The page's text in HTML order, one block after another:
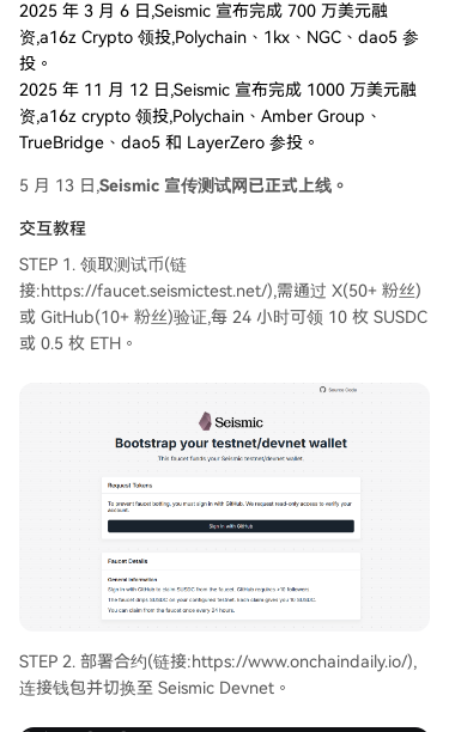
2025 年 3 月 6 日,Seismic 宣布完成 700 万美元融
资,a16z Crypto 领投,Polychain、1kx、NGC、dao5 参
投。
2025 年 11 月 12 日,Seismic 宣布完成 1000 万美元融
资,a16z crypto 领投,Polychain、Amber Group、
TrueBridge、dao5 和 LayerZero 参投。
5 月 13 日,Seismic 宣传测试网已正式上线。
交互教程
STEP 1. 领取测试币(链
接:https://faucet.seismictest.net/),需通过 X(50+ 粉丝)
或 GitHub(10+ 粉丝)验证,每 24 小时可领 10 枚 SUSDC
或 0.5 枚 ETH。
STEP 2. 部署合约(链接:https://www.onchaindaily.io/),
连接钱包并切换至 Seismic Devnet。